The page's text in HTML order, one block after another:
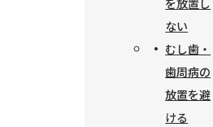
を放置し
ない
むし歯・
歯周病の
放置を避
ける